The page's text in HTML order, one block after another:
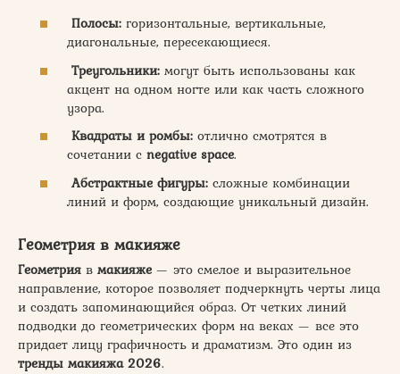
Полосы: горизонтальные, вертикальные,
диагональные, пересекающиеся.
Треугольники: могут быть использованы как
акцент на одном ногте или как часть сложного
узора.
Квадраты и ромбы: отлично смотрятся в
сочетании с negative space.
Абстрактные фигуры: сложные комбинации
линий и форм, создающие уникальный дизайн.
Геометрия в макияже
Геометрия в макияже — это смелое и выразительное
направление, которое позволяет подчеркнуть черты лица
и создать запоминающийся образ. От четких линий
подводки до геометрических форм на веках — все это
придает лицу графичность и драматизм. Это один из
тренды макияжа 2026.